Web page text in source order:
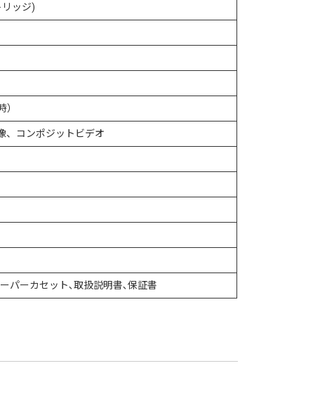
ッジ)
）
、コンポジットビデオ
パーカセット､取扱説明書､保証書